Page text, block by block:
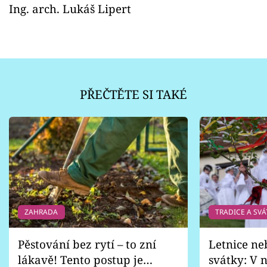
Ing. arch. Lukáš Lipert
PŘEČTĚTE SI TAKÉ
ZAHRADA
Pěstování bez rytí – to zní
lákavě! Tento postup je
TRADICE A
Letnice
svátky: V